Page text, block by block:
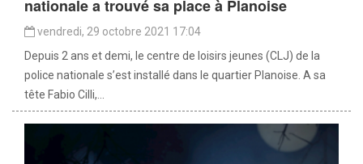
nationale a trouvé sa place à Planoise
vendredi, 29 octobre 2021 17:04
Depuis 2 ans et demi, le centre de loisirs jeunes (CLJ) de la
police nationale s’est installé dans le quartier Planoise. A sa
tête Fabio Cilli,...